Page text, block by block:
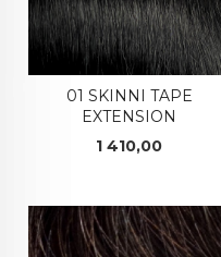
01 SKINNI TAPE
EXTENSION
Pris
1 410,00